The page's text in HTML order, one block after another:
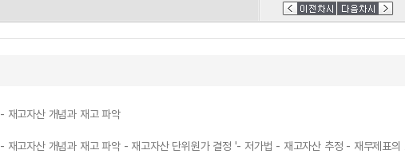
- 재고자산 개념과 재고 파악
- 재고자산 개념과 재고 파악 - 재고자산 단위원가 결정 '- 저가법 - 재고자산 추정 - 재무제표의